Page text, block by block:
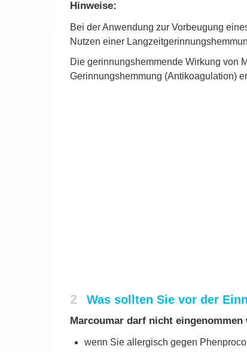
Hinweise:
Bei der Anwendung zur Vorbeugung
Nutzen einer
Die gerinnungshemmende Wirkung von
Gerinnungshemmung (Antikoagulation)
2 Was sollten Sie vor der
Marcoumar darf nicht eingenommen
wenn Sie allergisch gegen